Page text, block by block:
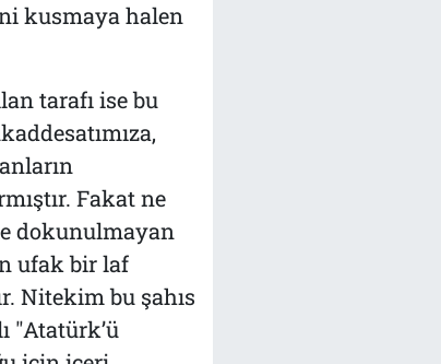
kusmaya halen
tarafı ise bu
Fakat ne
dokunulmayan
ufak bir laf
Nitekim bu şahıs
"Atatürk’ü